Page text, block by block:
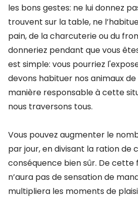
les bons gestes: ne lui donnez
trouvent sur la table, ne
pain, de la charcuterie ou du
donneriez pendant que vous
est simple: vous pourriez
devons habituer nos animaux
manière responsable à cette
nous traversons tous.
Vous pouvez augmenter le
par jour, en divisant la ration de
conséquence bien sûr. De
n’aura pas de sensation de
multipliera les moments de